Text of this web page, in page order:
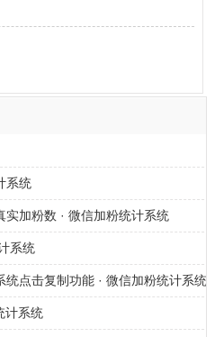
系统
加粉数 · 微信加粉统计系统
系统
点击复制功能 · 微信加粉统计系统
计系统